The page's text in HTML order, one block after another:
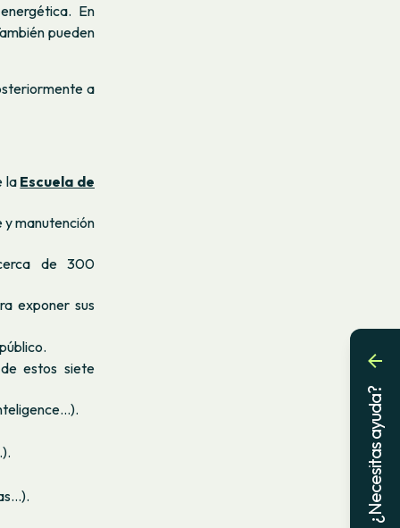
En
pueden
a
la Escuela de
y manutención
de 300
exponer sus
estos siete
...).
¿Necesitas ayuda?